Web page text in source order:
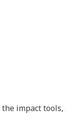
impact tools,